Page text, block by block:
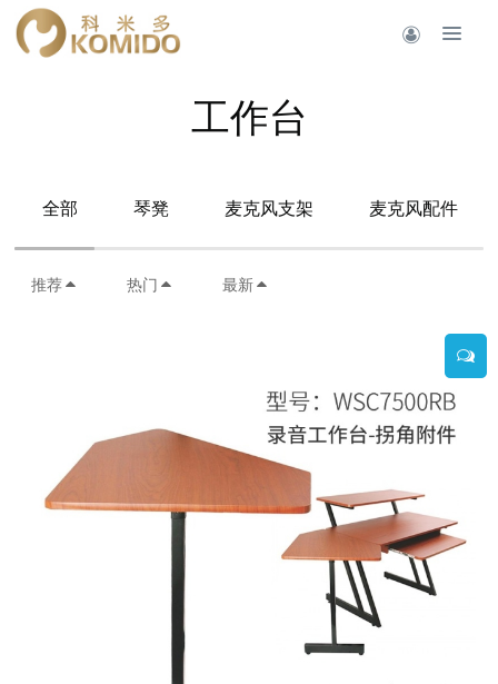
工作台
全部 琴凳 麦克风支架 麦克风配件
推荐 热门 最新